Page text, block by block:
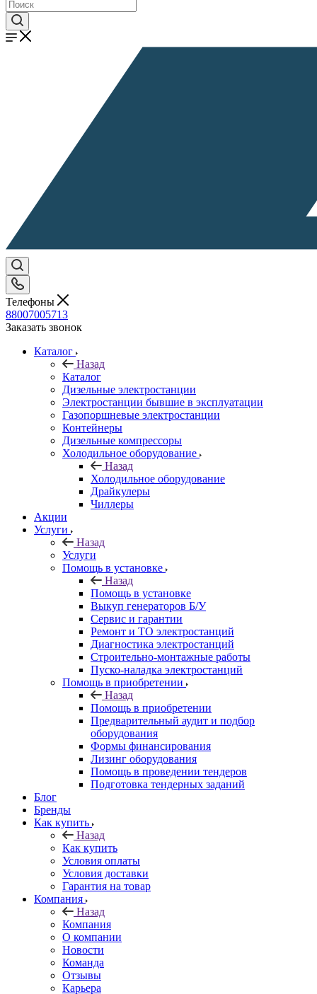
Телефоны
88007005713
Заказать звонок
Каталог
Назад
Каталог
Дизельные электростанции
Электростанции бывшие в эксплуатации
Газопоршневые электростанции
Контейнеры
Дизельные компрессоры
Холодильное оборудование
Назад
Холодильное оборудование
Драйкулеры
Чиллеры
Акции
Услуги
Назад
Услуги
Помощь в установке
Назад
Помощь в установке
Выкуп генераторов Б/У
Сервис и гарантии
Ремонт и ТО электростанций
Диагностика электростанций
Строительно-монтажные работы
Пуско-наладка электростанций
Помощь в приобретении
Назад
Помощь в приобретении
Предварительный аудит и подбор
оборудования
Формы финансирования
Лизинг оборудования
Помощь в проведении тендеров
Подготовка тендерных заданий
Блог
Бренды
Как купить
Назад
Как купить
Условия оплаты
Условия доставки
Гарантия на товар
Компания
Назад
Компания
О компании
Новости
Команда
Отзывы
Карьера